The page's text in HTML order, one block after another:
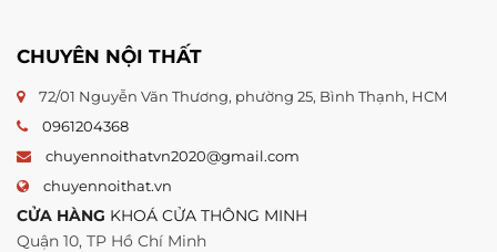
CHUYÊN NỘI THẤT
72/01 Nguyễn Văn Thương, phường 25, Bình Thạnh, HCM
0961204368
chuyennoithatvn2020@gmail.com
chuyennoithat.vn
CỬA HÀNG KHOÁ CỬA THÔNG MINH
Quận 10, TP Hồ Chí Minh